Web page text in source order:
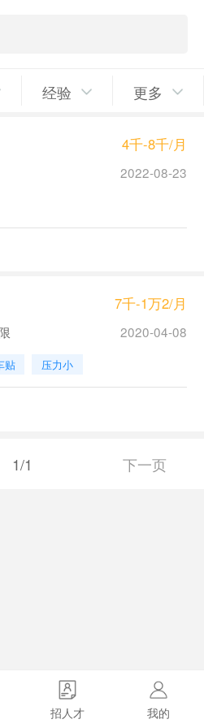
经验 更多
4千-8千/月
2022-08-23
7千-1万2/月
2020-04-08
贴 压力小
1/1 下一页
招人才 我的